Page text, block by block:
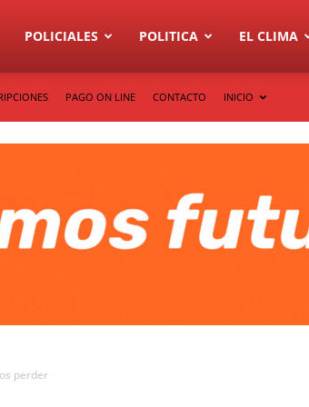
POLICIALES POLITICA EL CLIMA
PAGO ON LINE CONTACTO INICIO
perder